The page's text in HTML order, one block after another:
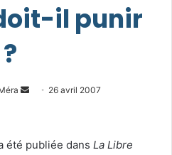
il punir
Envoyer26 avril 2007
été publiée dans La Libre